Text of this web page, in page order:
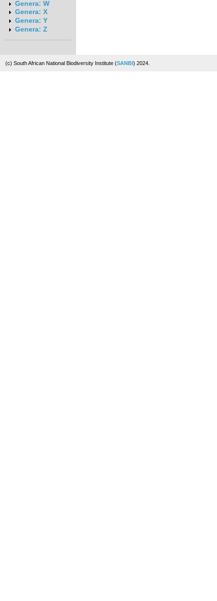
Genera: W
Genera: X
Genera: Y
Genera: Z
(c) South African National Biodiversity Institute (SANBI) 2024.